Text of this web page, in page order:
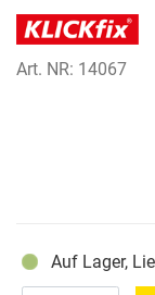
Art. NR: 14067
Auf Lager,